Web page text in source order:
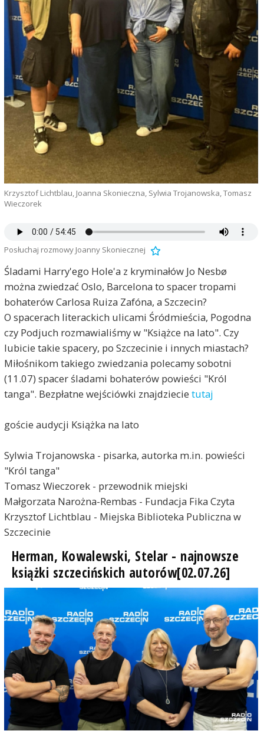
Krzysztof Lichtblau, Joanna Skonieczna, Sylwia Trojanowska, Tomasz
Wieczorek
Posłuchaj rozmowy Joanny Skoniecznej
Śladami Harry'ego Hole'a z kryminałów Jo Nesbø
można zwiedzać Oslo, Barcelona to spacer tropami
bohaterów Carlosa Ruiza Zafóna, a Szczecin?
O spacerach literackich ulicami Śródmieścia, Pogodna
czy Podjuch rozmawialiśmy w "Książce na lato". Czy
lubicie takie spacery, po Szczecinie i innych miastach?
Miłośnikom takiego zwiedzania polecamy sobotni
(11.07) spacer śladami bohaterów powieści "Król
tanga". Bezpłatne wejściówki znajdziecie tutaj
goście audycji Książka na lato
Sylwia Trojanowska - pisarka, autorka m.in. powieści
"Król tanga"
Tomasz Wieczorek - przewodnik miejski
Małgorzata Narożna-Rembas - Fundacja Fika Czyta
Krzysztof Lichtblau - Miejska Biblioteka Publiczna w
Szczecinie
Herman, Kowalewski, Stelar - najnowsze
książki szczecińskich autorów[02.07.26]